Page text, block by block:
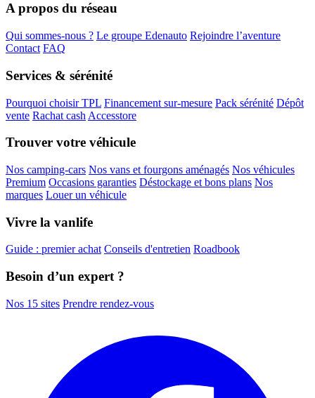
A propos du réseau
Qui sommes-nous ? Le groupe Edenauto Rejoindre l’aventure
Contact FAQ
Services & sérénité
Pourquoi choisir TPL Financement sur-mesure Pack sérénité Dépôt
vente Rachat cash Accesstore
Trouver votre véhicule
Nos camping-cars Nos vans et fourgons aménagés Nos véhicules
Premium Occasions garanties Déstockage et bons plans Nos
marques Louer un véhicule
Vivre la vanlife
Guide : premier achat Conseils d'entretien Roadbook
Besoin d’un expert ?
Nos 15 sites Prendre rendez-vous